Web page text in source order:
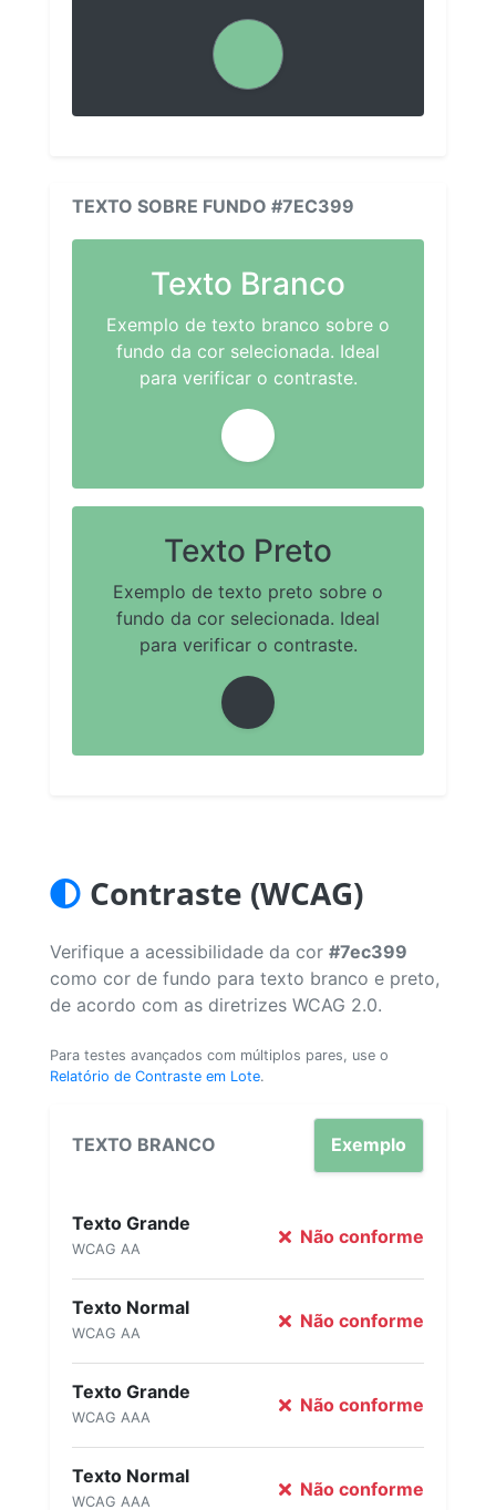
TEXTO SOBRE FUNDO #7EC399
Texto Branco
Exemplo de texto branco sobre o
fundo da cor selecionada. Ideal
para verificar o contraste.
Texto Preto
Exemplo de texto preto sobre o
fundo da cor selecionada. Ideal
para verificar o contraste.
Contraste (WCAG)
Verifique a acessibilidade da cor #7ec399
como cor de fundo para texto branco e preto,
de acordo com as diretrizes WCAG 2.0.
Para testes avançados com múltiplos pares, use o
Relatório de Contraste em Lote.
TEXTO BRANCO Exemplo
Texto Grande
WCAG AA
Não conforme
Texto Normal
WCAG AA
Não conforme
Texto Grande
WCAG AAA
Não conforme
Texto Normal
WCAG AAA
Não conforme